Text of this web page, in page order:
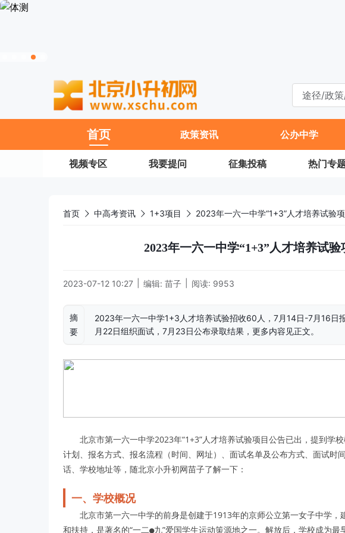
首页 政策资讯 公办中学
视频专区 我要提问 征集投稿 热门专
首页 中高考资讯 1+3项目 2023年一六一中学“1+3”人才培养试验
2023年一六一中学“1+3”人才培养试
2023-07-12 10:27 编辑: 苗子 阅读: 9953
摘
要
2023年一六一中学1+3人才培养试验招收60人，7月14日-7月16日
月22日组织面试，7月23日公布录取结果，更多内容见正文。
北京市第一六一中学2023年“1+3”人才培养试验项目公告已出，提到学
计划、报名方式、报名流程（时间、网址）、面试名单及公布方式、面试时
话、学校地址等，随北京小升初网苗子了解一下：
一、学校概况
北京市第一六一中学的前身是创建于1913年的京师公立第一女子中学
和扶持，是著名的“一二●九”爱国学生运动策源地之一。解放后，学校成为